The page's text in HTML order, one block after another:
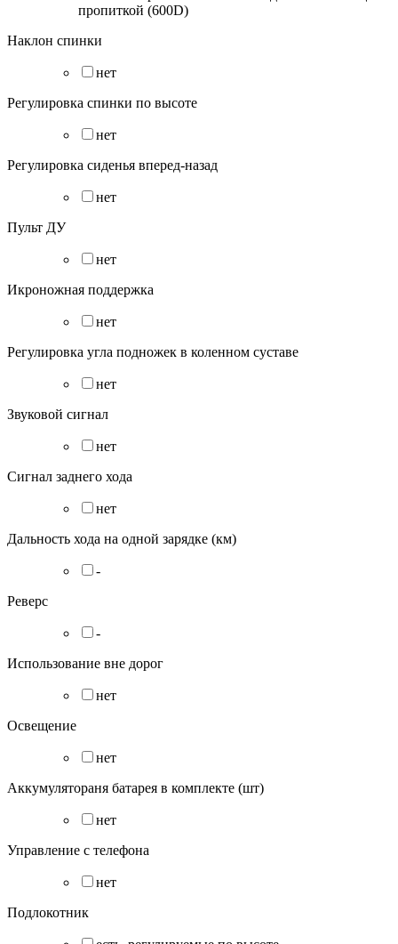
пропиткой (600D)
Наклон спинки
нет
Регулировка спинки по высоте
нет
Регулировка сиденья вперед-назад
нет
Пульт ДУ
нет
Икроножная поддержка
нет
Регулировка угла подножек в коленном суставе
нет
Звуковой сигнал
нет
Сигнал заднего хода
нет
Дальность хода на одной зарядке (км)
-
Реверс
-
Использование вне дорог
нет
Освещение
нет
Аккумулятораня батарея в комплекте (шт)
нет
Управление с телефона
нет
Подлокотник